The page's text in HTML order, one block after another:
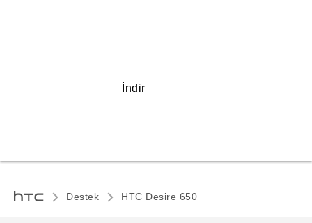
İndir
Destek HTC Desire 650‎